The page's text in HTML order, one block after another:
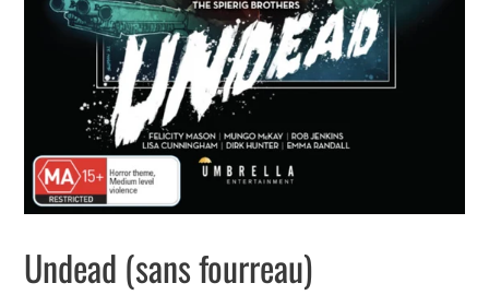
Undead (sans fourreau)